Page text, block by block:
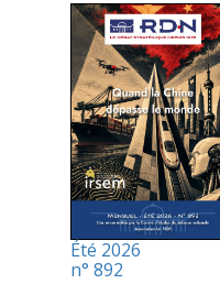
Été 2026
n° 892